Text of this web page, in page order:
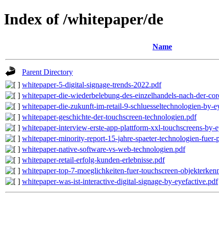
Index of /whitepaper/de
Name
Parent Directory
whitepaper-5-digital-signage-trends-2022.pdf
whitepaper-die-wiederbelebung-des-einzelhandels-nach-der-
whitepaper-die-zukunft-im-retail-9-schluesseltechnologien-by-
whitepaper-geschichte-der-touchscreen-technologien.pdf
whitepaper-interview-erste-app-plattform-xxl-touchscreens-by-
whitepaper-minority-report-15-jahre-spaeter-technologien-
whitepaper-native-software-vs-web-technologien.pdf
whitepaper-retail-erfolg-kunden-erlebnisse.pdf
whitepaper-top-7-moeglichkeiten-fuer-touchscreen-
whitepaper-was-ist-interactive-digital-signage-by-eyefactive.pdf